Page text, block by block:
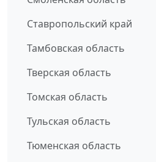
Ставропольский край
Тамбовская область
Тверская область
Томская область
Тульская область
Тюменская область